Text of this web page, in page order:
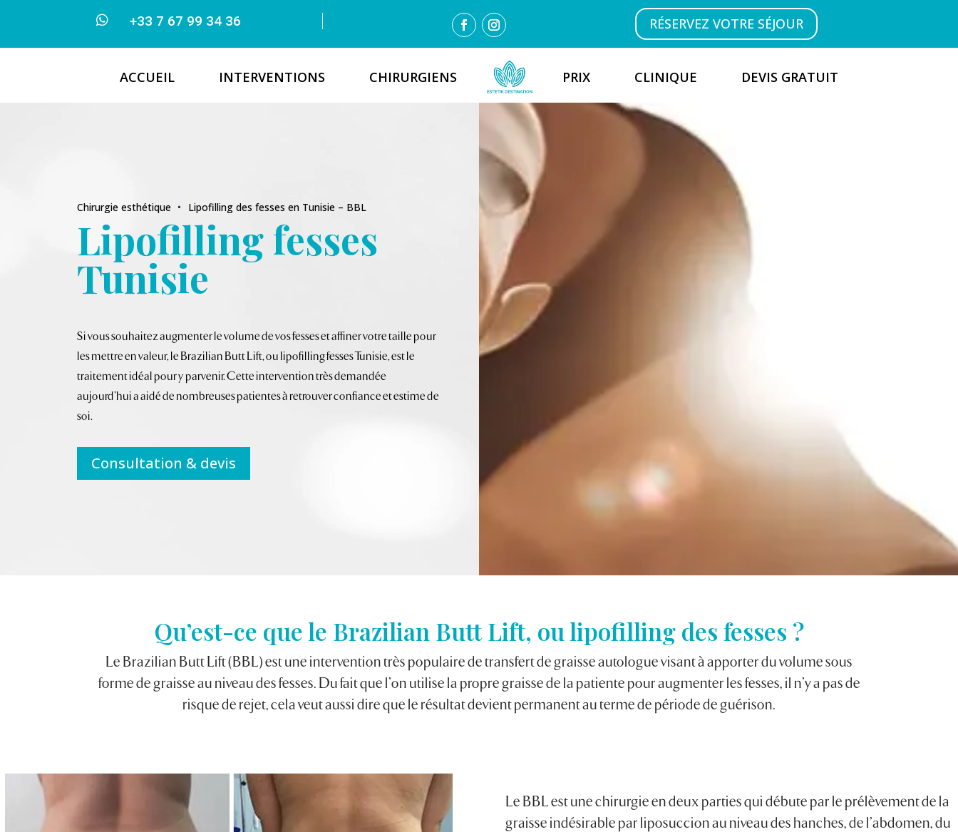
 +33 7 67 99 34 36 RÉSERVEZ VOTRE SÉJOUR
ACCUEIL INTERVENTIONS CHIRURGIENS PRIX CLINIQUE DEVIS GRATUIT
Chirurgie esthétique ^ Lipofilling des fesses en Tunisie – BBL
Lipofilling fesses
Tunisie
Si vous souhaitez augmenter le volume de vos fesses et affiner votre taille pour
les mettre en valeur, le Brazilian Butt Lift, ou lipofilling fesses Tunisie, est le
traitement idéal pour y parvenir. Cette intervention très demandée
aujourd’hui a aidé de nombreuses patientes à retrouver confiance et estime de
soi.
Consultation & devis
Qu’est-ce que le Brazilian Butt Lift, ou lipofilling des fesses ?
Le Brazilian Butt Lift (BBL) est une intervention très populaire de transfert de graisse autologue visant à apporter du volume sous
forme de graisse au niveau des fesses. Du fait que l’on utilise la propre graisse de la patiente pour augmenter les fesses, il n’y a pas de
risque de rejet, cela veut aussi dire que le résultat devient permanent au terme de période de guérison.
Le BBL est une chirurgie en deux parties qui débute par le prélèvement de la
graisse indésirable par liposuccion au niveau des hanches, de l’abdomen, du